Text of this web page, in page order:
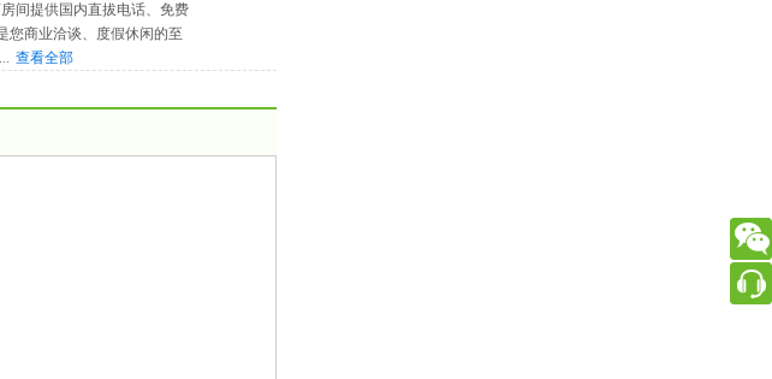
间提供国内直拔电话、免费
您商业洽谈、度假休闲的至
... 查看全部